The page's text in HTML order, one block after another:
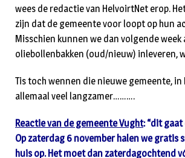
wees de redactie van HelvoirtNet erop.
zijn dat de gemeente voor loopt op hun
Misschien kunnen we dan volgende week
oliebollenbakken (oud/nieuw) inleveren,
Tis toch wennen die nieuwe gemeente,
allemaal veel langzamer……….
Reactie van de gemeente Vught: “dit
Op zaterdag 6 november halen we gratis
huis op. Het moet dan zaterdagochtend